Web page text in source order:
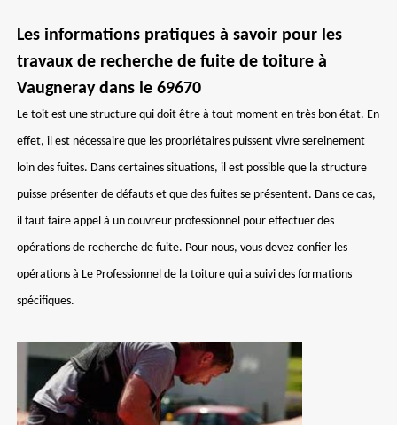
Les informations pratiques à savoir pour les
travaux de recherche de fuite de toiture à
Vaugneray dans le 69670
Le toit est une structure qui doit être à tout moment en très bon état. En
effet, il est nécessaire que les propriétaires puissent vivre sereinement
loin des fuites. Dans certaines situations, il est possible que la structure
puisse présenter de défauts et que des fuites se présentent. Dans ce cas,
il faut faire appel à un couvreur professionnel pour effectuer des
opérations de recherche de fuite. Pour nous, vous devez confier les
opérations à Le Professionnel de la toiture qui a suivi des formations
spécifiques.